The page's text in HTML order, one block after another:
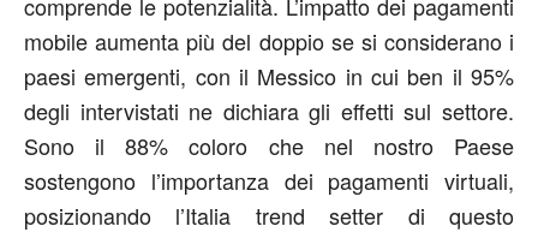
mobile aumenta più del doppio se si considerano i
paesi emergenti, con il Messico in cui ben il 95%
degli intervistati ne dichiara gli effetti sul settore.
Sono il 88% coloro che nel nostro Paese
sostengono l’importanza dei pagamenti virtuali,
posizionando l’Italia trend setter di questo